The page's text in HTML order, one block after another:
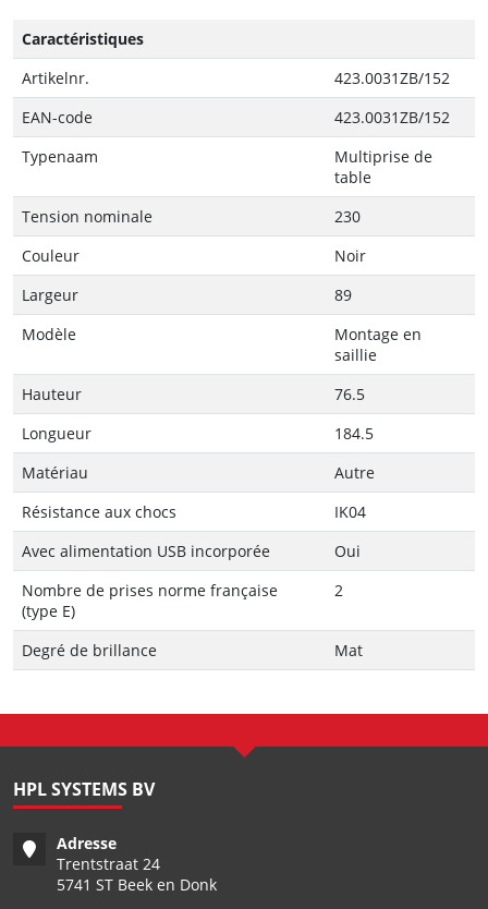
Caractéristiques
Artikelnr.
423.0031ZB/152
EAN-code
423.0031ZB/152
Typenaam
Multiprise de
table
Tension nominale
230
Couleur
Noir
Largeur
89
Modèle
Montage en
saillie
Hauteur
76.5
Longueur
184.5
Matériau
Autre
Résistance aux chocs
IK04
Avec alimentation USB incorporée
Oui
Nombre de prises norme française
(type E)
2
Degré de brillance Mat
HPL SYSTEMS BV
Adresse
Trentstraat 24
5741 ST Beek en Donk